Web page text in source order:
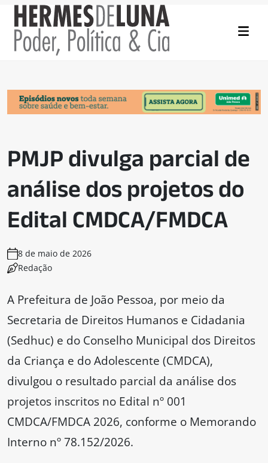
PMJP divulga parcial de
análise dos projetos do
Edital CMDCA/FMDCA
8 de maio de 2026
Redação
A Prefeitura de João Pessoa, por meio da
Secretaria de Direitos Humanos e Cidadania
(Sedhuc) e do Conselho Municipal dos Direitos
da Criança e do Adolescente (CMDCA),
divulgou o resultado parcial da análise dos
projetos inscritos no Edital nº 001
CMDCA/FMDCA 2026, conforme o Memorando
Interno nº 78.152/2026.